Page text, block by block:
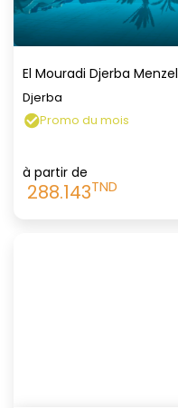
El Mouradi Djerba Menzel
Djerba
Promo du mois
à partir de
288.143TND